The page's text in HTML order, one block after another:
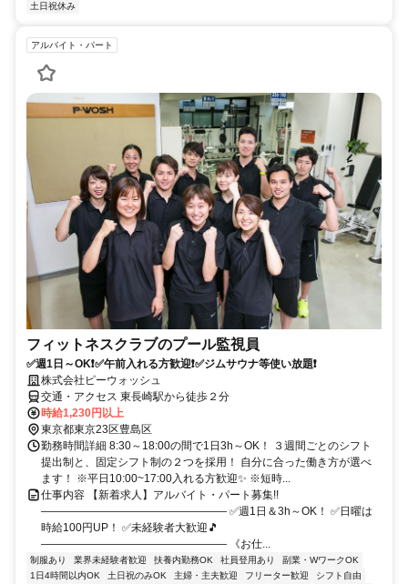
土日祝休み
アルバイト・パート
フィットネスクラブのプール監視員
✅週1日～OK❗✅午前入れる方歓迎❗✅ジムサウナ等使い放題❗
株式会社ピーウォッシュ
交通・アクセス 東長崎駅から徒歩２分
時給1,230円以上
東京都東京23区豊島区
勤務時間詳細 8:30～18:00の間で1日3h～OK！ ３週間ごとのシフト
提出制と、固定シフト制の２つを採用！ 自分に合った働き方が選べ
ます！ ※平日10:00~17:00入れる方歓迎✨ ※短時...
仕事内容 【新着求人】アルバイト・パート募集!!
――――――――――――――――― ✅週1日＆3h～OK！ ✅日曜は
時給100円UP！ ✅未経験者大歓迎🎵
――――――――――――――――― 《お仕...
制服あり 業界未経験者歓迎 扶養内勤務OK 社員登用あり
副業・WワークOK
1日4時間以内OK
土日祝のみOK 主婦・主夫歓迎 フリーター歓迎
シフト自由